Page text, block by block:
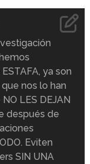
ya son
nos lo han
LES DEJAN
después de
Eviten
SIN UNA